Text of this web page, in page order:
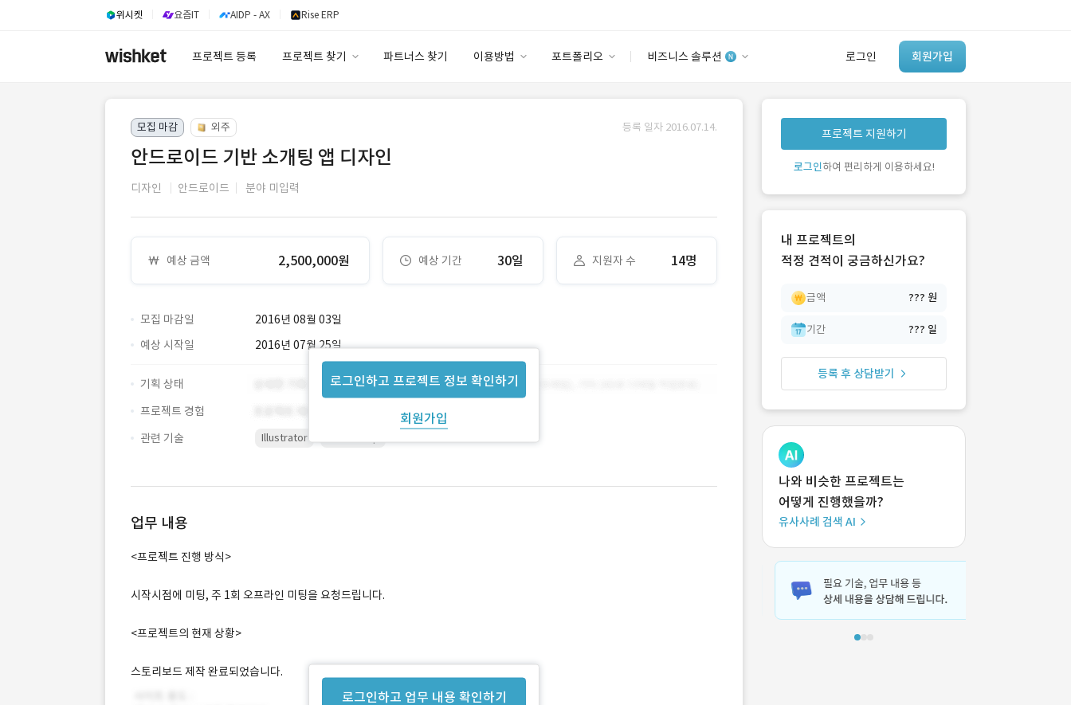
위시켓 요즘IT AIDP - AX Rise ERP
프로젝트 등록 프로젝트 찾기 파트너스 찾기 이용방법 포트폴리오 비즈니스 솔루션 로그인 회원가입
안심 코드 케어
유사사례 검색 AI
‘이런 거’ 만들어본
개발 회사 있어?
모집 마감 외주 등록 일자 2016.07.14.
안드로이드 기반 소개팅 앱 디자인
디자인 안드로이드 분야 미입력
예상 금액 2,500,000원 예상 기간 30일 지원자 수 14명
모집 마감일 2016년 08월 03일
로그인하고 프로젝트 정보 확인하기
회원가입
예상 시작일 2016년 07월 25일
기획 상태
프로젝트 경험
관련 기술
Illustrator
업무 내용
로그인하고 업무 내용 확인하기
<프로젝트 진행 방식>
시작시점에 미팅, 주 1회 오프라인 미팅을 요청드립니다.
<프로젝트의 현재 상황>
스토리보드 제작 완료되었습니다.
프로젝트 지원하기
로그인하여 편리하게 이용하세요!
내 프로젝트의
적정 견적이 궁금하신가요?
금액 ??? 원
기간 ??? 일
등록 후 상담받기
나와 비슷한 프로젝트는
어떻게 진행했을까?
유사사례 검색 AI